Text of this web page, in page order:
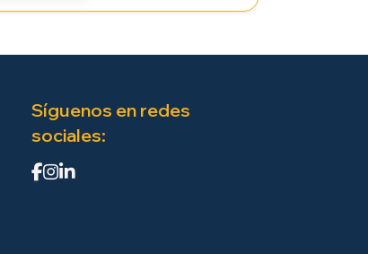
Síguenos en redes
sociales: